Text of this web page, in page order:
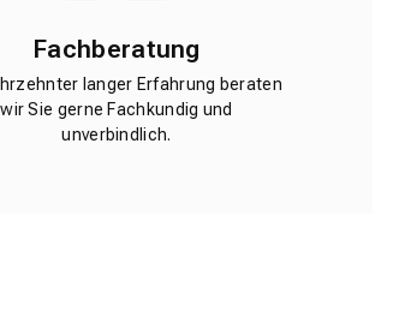
Fachberatung
langer Erfahrung beraten
wir Sie gerne Fachkundig und
unverbindlich.